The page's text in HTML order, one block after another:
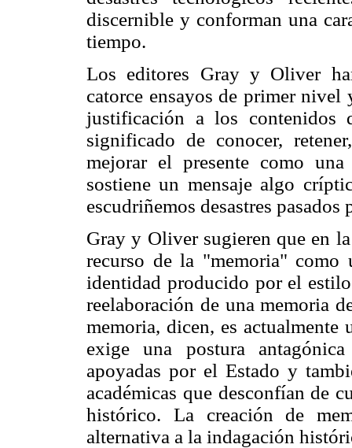
discernible y conforman una
tiempo.
Los editores Gray y Oliver
catorce ensayos de primer
justificación a los contenidos
significado de conocer,
mejorar el presente como
sostiene un mensaje algo
escudriñemos desastres pasados
Gray y Oliver sugieren que en
recurso de la "memoria" como
identidad producido por el
reelaboración de una memoria
memoria, dicen, es actualmente
exige una postura
apoyadas por el Estado y
académicas que desconfían de
histórico. La creación de
alternativa a la indagación